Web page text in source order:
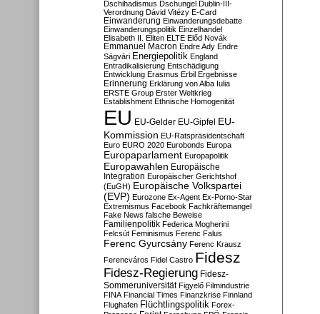
Dschihadismus Dschungel Dublin-III-
Verordnung Dávid Vitézy E-Card
Einwanderung Einwanderungsdebatte
Einwanderungspolitik Einzelhandel
Elisabeth II. Eliten ELTE Előd Novák
Emmanuel Macron Endre Ady Endre
Ságvári Energiepolitik England
Entradikalisierung Entschädigung
Entwicklung Erasmus Erbil Ergebnisse
Erinnerung Erklärung von Alba Iulia
ERSTE Group Erster Weltkrieg
Establishment Ethnische Homogenität
EU EU-Gelder EU-Gipfel EU-
Kommission EU-Ratspräsidentschaft
Euro EURO 2020 Eurobonds Europa
Europaparlament Europapolitik
Europawahlen Europäische
Integration Europäischer Gerichtshof
(EuGH) Europäische Volkspartei
(EVP) Eurozone Ex-Agent Ex-Porno-Star
Extremismus Facebook Fachkräftemangel
Fake News falsche Beweise
Familienpolitik Federica Mogherini
Felcsút Feminismus Ferenc Falus
Ferenc Gyurcsány Ferenc Krausz
Ferencváros Fidel Castro Fidesz
Fidesz-Regierung Fidesz-
Sommeruniversität Figyelő Filmindustrie
FINA Financial Times Finanzkrise Finnland
Flughafen Flüchtlingspolitik Forex-